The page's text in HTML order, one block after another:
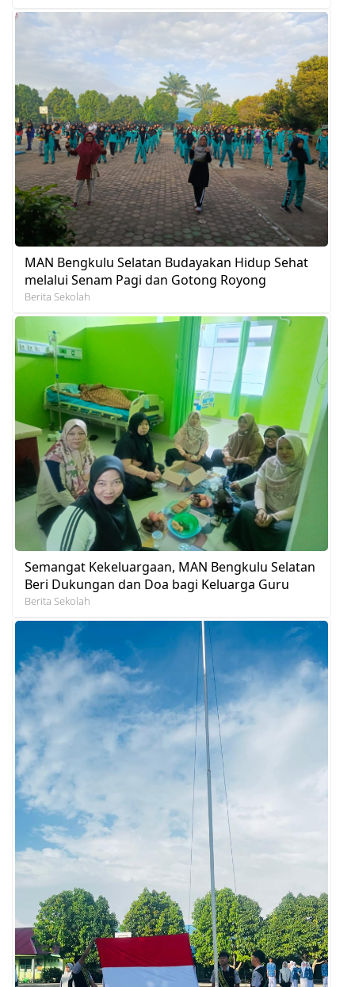
MAN Bengkulu Selatan Budayakan Hidup Sehat
melalui Senam Pagi dan Gotong Royong
Berita Sekolah
Semangat Kekeluargaan, MAN Bengkulu Selatan
Beri Dukungan dan Doa bagi Keluarga Guru
Berita Sekolah